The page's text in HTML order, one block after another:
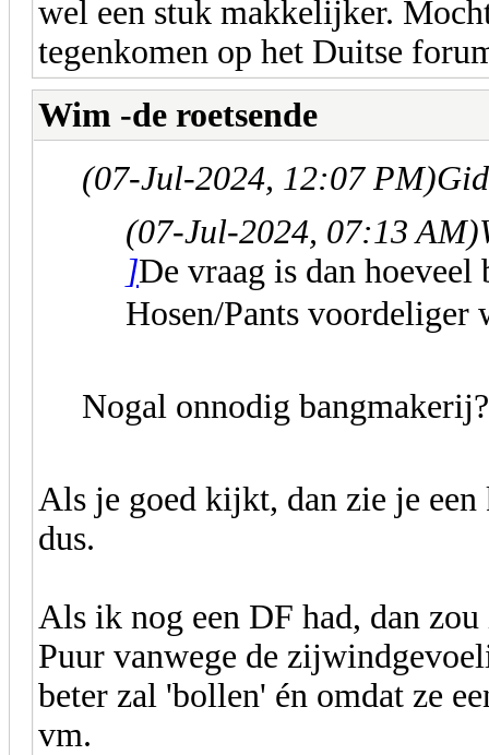
wel een stuk makkelijker.
tegenkomen op het Duitse
Wim -de roetsende
(07-Jul-2024, 12:07 PM)
(07-Jul-2024, 07:13 AM)
]De vraag is dan
Hosen/Pants
Nogal onnodig
Als je goed kijkt, dan zie je
dus.
Als ik nog een DF had, dan
Puur vanwege de
beter zal 'bollen' én omdat ze
vm.